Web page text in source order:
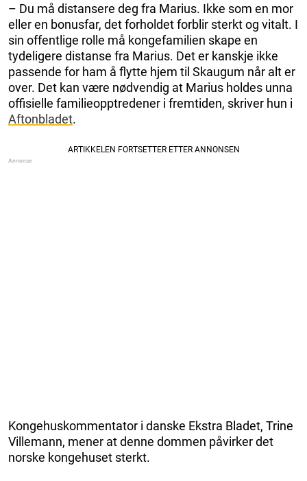
– Du må distansere deg fra Marius. Ikke som en mor
eller en bonusfar, det forholdet forblir sterkt og vitalt. I
sin offentlige rolle må kongefamilien skape en
tydeligere distanse fra Marius. Det er kanskje ikke
passende for ham å flytte hjem til Skaugum når alt er
over. Det kan være nødvendig at Marius holdes unna
offisielle familieopptredener i fremtiden, skriver hun i
Aftonbladet.
Kongehuskommentator i danske Ekstra Bladet, Trine
Villemann, mener at denne dommen påvirker det
norske kongehuset sterkt.